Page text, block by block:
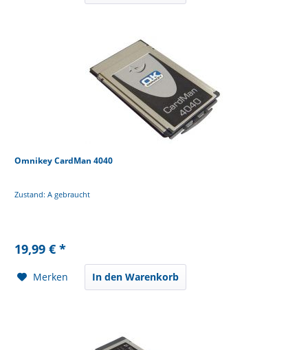
Omnikey CardMan 4040
Zustand: A gebraucht
19,99 € *
Merken In den Warenkorb